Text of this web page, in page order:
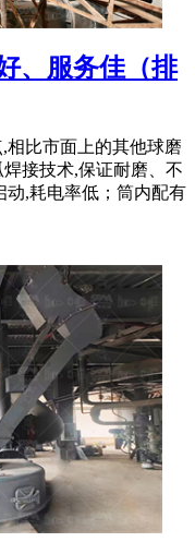
、服务佳（排
相比市面上的其他球磨
接技术,保证耐磨、不
动,耗电率低；筒内配有